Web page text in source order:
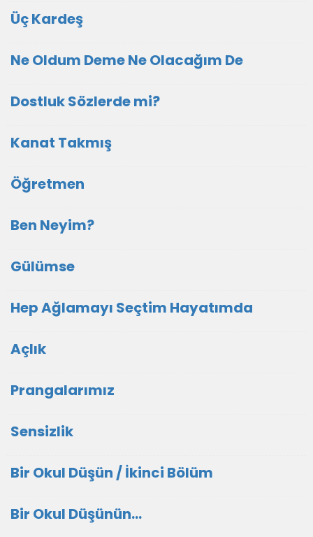
Üç Kardeş
Ne Oldum Deme Ne Olacağım De
Dostluk Sözlerde mi?
Kanat Takmış
Öğretmen
Ben Neyim?
Gülümse
Hep Ağlamayı Seçtim Hayatımda
Açlık
Prangalarımız
Sensizlik
Bir Okul Düşün / İkinci Bölüm
Bir Okul Düşünün...